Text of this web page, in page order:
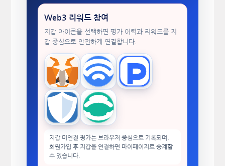
Web3 리워드 참여
지갑 아이콘을 선택하면 평가 이력과 리워드를 지
갑 중심으로 안전하게 연결합니다.
MetaMask WalletConnectTokenPocket
Trust Wallet imToken
지갑 미연결 평가는 브라우저 중심으로 기록되며,
회원가입 후 지갑을 연결하면 마이페이지로 승계할
수 있습니다.